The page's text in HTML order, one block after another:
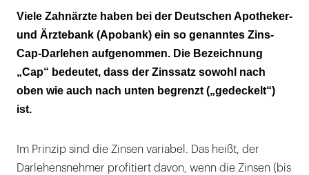
Viele Zahnärzte haben bei der Deutschen Apotheker-
und Ärztebank (Apobank) ein so genanntes Zins-
Cap-Darlehen aufgenommen. Die Bezeichnung
„Cap“ bedeutet, dass der Zinssatz sowohl nach
oben wie auch nach unten begrenzt („gedeckelt“)
ist.
Im Prinzip sind die Zinsen variabel. Das heißt, der
Darlehensnehmer profitiert davon, wenn die Zinsen (bis